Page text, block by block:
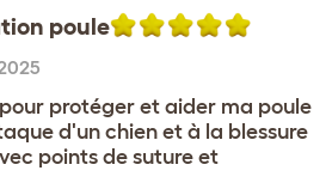
poule
protéger et aider ma poule
d'un chien et à la blessure
points de suture et